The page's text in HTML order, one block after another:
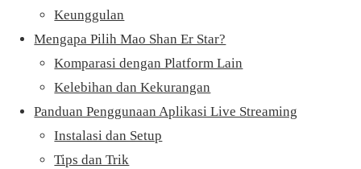
Keunggulan
Mengapa Pilih Mao Shan Er Star?
Komparasi dengan Platform Lain
Kelebihan dan Kekurangan
Panduan Penggunaan Aplikasi Live Streaming
Instalasi dan Setup
Tips dan Trik